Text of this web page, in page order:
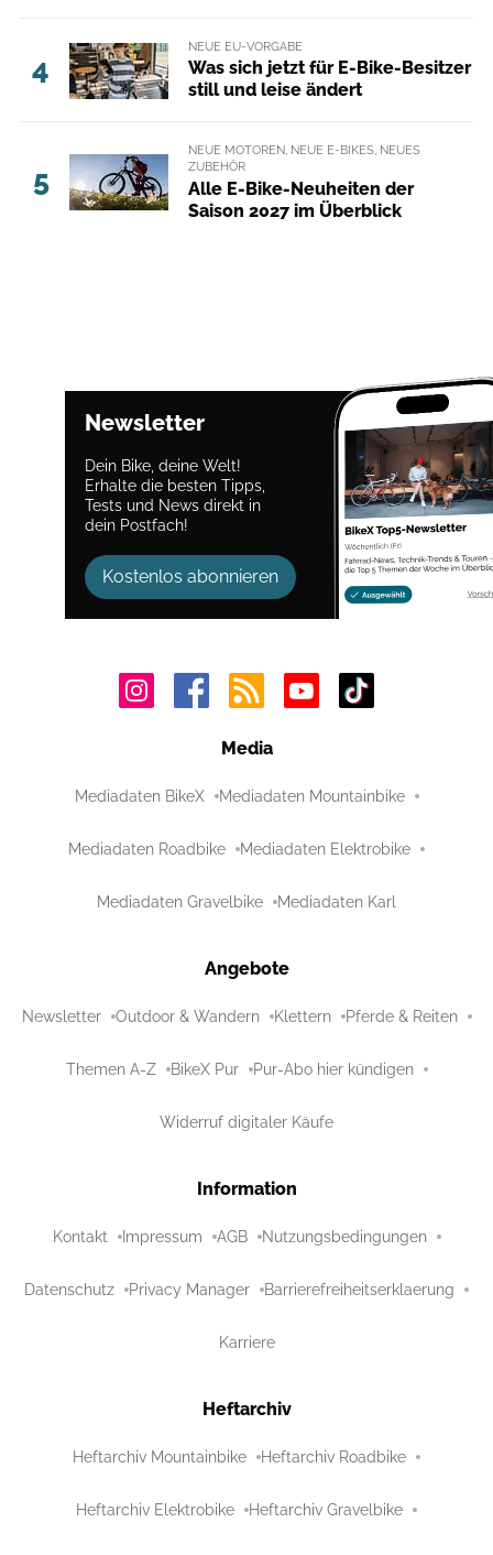
4
NEUE EU-VORGABE
Was sich jetzt für E-Bike-Besitzer
still und leise ändert
5
NEUE MOTOREN, NEUE E-BIKES, NEUES
ZUBEHÖR
Alle E-Bike-Neuheiten der
Saison 2027 im Überblick
Newsletter
Dein Bike, deine Welt!
Erhalte die besten Tipps,
Tests und News direkt in
dein Postfach!
Kostenlos abonnieren
Media
Mediadaten BikeX Mediadaten Mountainbike
Mediadaten Roadbike Mediadaten Elektrobike
Mediadaten Gravelbike Mediadaten Karl
Angebote
Newsletter Outdoor & Wandern Klettern Pferde & Reiten
Themen A-Z BikeX Pur Pur-Abo hier kündigen
Widerruf digitaler Käufe
Information
Kontakt Impressum AGB Nutzungsbedingungen
Datenschutz Privacy Manager Barrierefreiheitserklaerung
Karriere
Heftarchiv
Heftarchiv Mountainbike Heftarchiv Roadbike
Heftarchiv Elektrobike Heftarchiv Gravelbike